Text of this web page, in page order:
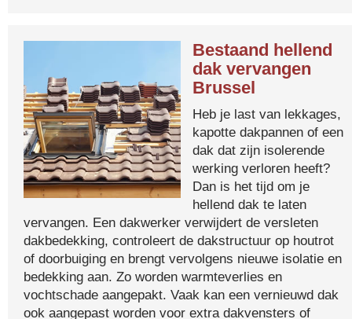
Bestaand hellend
dak vervangen
Brussel
Heb je last van lekkages,
kapotte dakpannen of een
dak dat zijn isolerende
werking verloren heeft?
Dan is het tijd om je
hellend dak te laten
vervangen. Een dakwerker verwijdert de versleten
dakbedekking, controleert de dakstructuur op houtrot
of doorbuiging en brengt vervolgens nieuwe isolatie en
bedekking aan. Zo worden warmteverlies en
vochtschade aangepakt. Vaak kan een vernieuwd dak
ook aangepast worden voor extra dakvensters of